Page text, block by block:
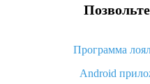
Что делать, если
Как узнать, куда
Вы отменили заказ на
Программа
Android